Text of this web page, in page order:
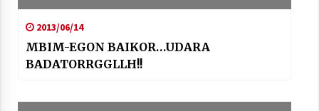
2013/06/14
MBIM-EGON BAIKOR…UDARA
BADATORRGGLLH!!